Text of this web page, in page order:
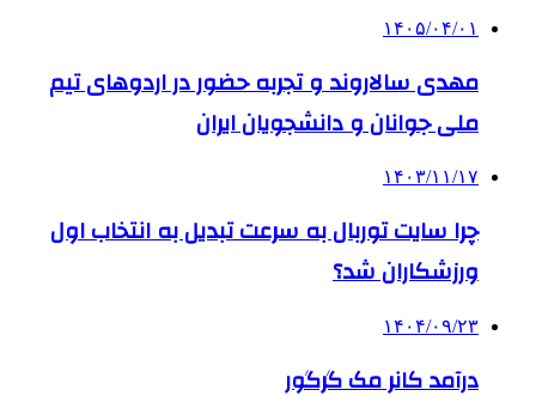
۱۴۰۵/۰۴/۰۱
مهدی سالاروند و تجربه حضور در اردوهای تیم
ملی جوانان و دانشجویان ایران
۱۴۰۳/۱۱/۱۷
چرا سایت توربال به ‌سرعت تبدیل به انتخاب اول
ورزشکاران شد؟
۱۴۰۴/۰۹/۲۳
درآمد کانر مک گرگور